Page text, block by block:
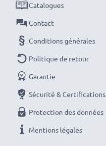
Catalogues
Contact
Conditions générales
Politique de retour
Garantie
Sécurité & Certifications
Protection des données
Mentions légales